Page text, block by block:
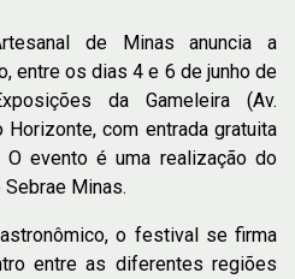
de Minas anuncia a
entre os dias 4 e 6 de junho de
da Gameleira (Av.
Horizonte, com entrada gratuita
O evento é uma realização do
Minas.
o festival se firma
entre as diferentes regiões